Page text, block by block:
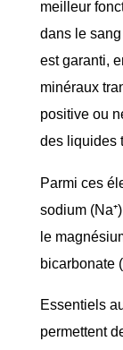
meilleur
dans le
est garanti,
minéraux
positive ou
des liquides
Parmi ces
sodium
le
bicarbonate
Essentiels
permettent